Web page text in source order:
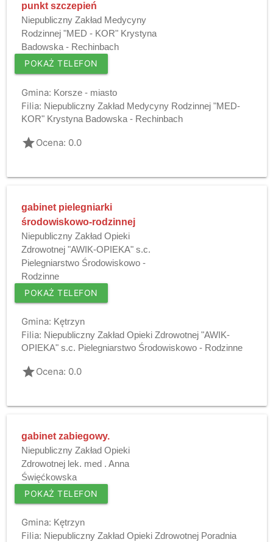
punkt szczepień
Niepubliczny Zakład Medycyny
Rodzinnej "MED - KOR" Krystyna
Badowska - Rechinbach
POKAŻ TELEFON
Gmina: Korsze - miasto
Filia: Niepubliczny Zakład Medycyny Rodzinnej "MED-
KOR" Krystyna Badowska - Rechinbach
gradeOcena: 0.0
gabinet pielegniarki
środowiskowo-rodzinnej
Niepubliczny Zakład Opieki
Zdrowotnej "AWIK-OPIEKA" s.c.
Pielegniarstwo Środowiskowo -
Rodzinne
POKAŻ TELEFON
Gmina: Kętrzyn
Filia: Niepubliczny Zakład Opieki Zdrowotnej "AWIK-
OPIEKA" s.c. Pielegniarstwo Środowiskowo - Rodzinne
gradeOcena: 0.0
gabinet zabiegowy.
Niepubliczny Zakład Opieki
Zdrowotnej lek. med . Anna
Święćkowska
POKAŻ TELEFON
Gmina: Kętrzyn
Filia: Niepubliczny Zakład Opieki Zdrowotnej Poradnia